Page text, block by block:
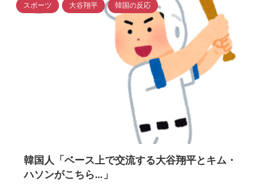
スポーツ 大谷翔平 韓国の反応
韓国人「ベース上で交流する大谷翔平とキム・
ハソンがこちら…」